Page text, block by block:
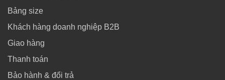
Bảng size
Khách hàng doanh nghiệp B2B
Giao hàng
Thanh toán
Bảo hành & đổi trả